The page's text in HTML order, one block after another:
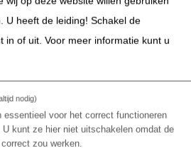
U heeft de leiding! Schakel de
in of uit. Voor meer informatie kunt u
nodig)
essentieel voor het correct functioneren
kunt ze hier niet uitschakelen omdat de
zou werken.